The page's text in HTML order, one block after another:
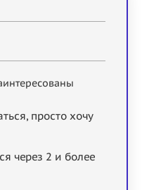
просто хочу
через 2 и более